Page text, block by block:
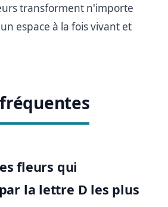
transforment n'importe
espace à la fois vivant et
fleurs qui
la lettre D les plus